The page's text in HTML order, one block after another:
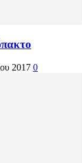
2017 0